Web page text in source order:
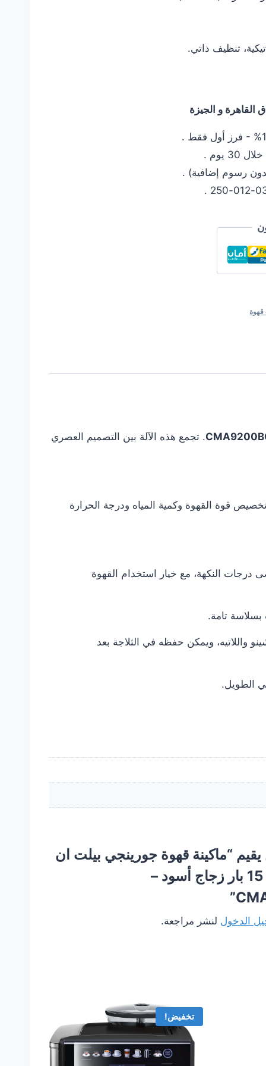
تنظيف ذاتي.
و الجيزة
يوم .
رسوم إضافية) .
قهوة
. تجمع هذه الآلة بين التصميم العصري
قوة القهوة وكمية المياه ودرجة الحرارة
النكهة، مع خيار استخدام القهوة
بسلاسة تامة.
واللاتيه، ويمكن حفظه في الثلاجة بعد
الطويل.
“ماكينة قهوة جورينجي بيلت ان
أوتوماتيكية 15 بار زجاج أسود –
الدخول لنشر مراجعة.
تخفيض!